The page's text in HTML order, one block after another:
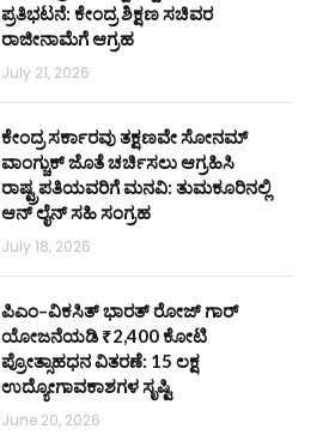
ಪ್ರತಿಭಟನೆ: ಕೇಂದ್ರ ಶಿಕ್ಷಣ ಸಚಿವರ
ರಾಜೀನಾಮೆಗೆ ಆಗ್ರಹ
July 21, 2026
ಕೇಂದ್ರ ಸರ್ಕಾರವು ತಕ್ಷಣವೇ ಸೋನಮ್
ವಾಂಗ್ಚುಕ್ ಜೊತೆ ಚರ್ಚಿಸಲು ಆಗ್ರಹಿಸಿ
ರಾಷ್ಟ್ರಪತಿಯವರಿಗೆ ಮನವಿ: ತುಮಕೂರಿನಲ್ಲಿ
ಆನ್‌ ಲೈನ್ ಸಹಿ ಸಂಗ್ರಹ
July 18, 2026
ಪಿಎಂ–ವಿಕಸಿತ್ ಭಾರತ್ ರೋಜ್‌ ಗಾರ್
ಯೋಜನೆಯಡಿ ₹2,400 ಕೋಟಿ
ಪ್ರೋತ್ಸಾಹಧನ ವಿತರಣೆ: 15 ಲಕ್ಷ
ಉದ್ಯೋಗಾವಕಾಶಗಳ ಸೃಷ್ಟಿ
June 20, 2026